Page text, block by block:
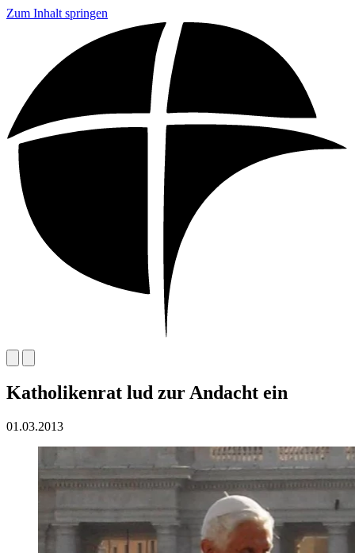
Zum Inhalt springen
Katholikenrat lud zur Andacht ein
01.03.2013